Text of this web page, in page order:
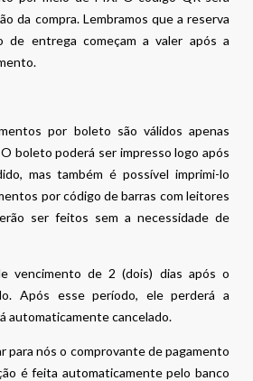
da compra. Lembramos que a reserva
entrega começam a valer após a
por boleto são válidos apenas
boleto poderá ser impresso logo após
mas também é possível imprimi-lo
por código de barras com leitores
ser feitos sem a necessidade de
vencimento de 2 (dois) dias após o
Após esse período, ele perderá a
automaticamente cancelado.
para nós o comprovante de pagamento
é feita automaticamente pelo banco